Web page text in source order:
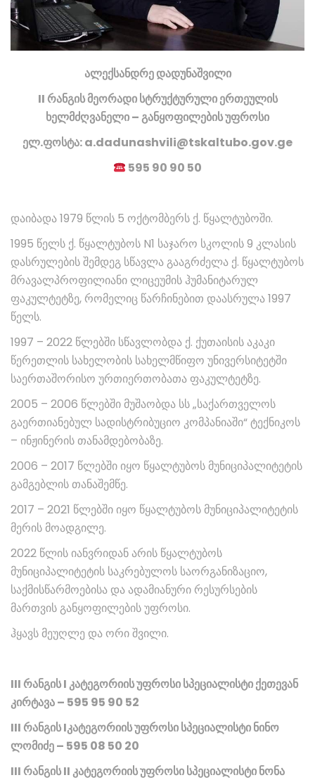
ალექსანდრე დადუნაშვილი
II რანგის მეორადი სტრუქტურული ერთეულის
ხელმძღვანელი – განყოფილების უფროსი
ელ.ფოსტა: a.dadunashvili@tskaltubo.gov.ge
595 90 90 50
დაიბადა 1979 წლის 5 ოქტომბერს ქ. წყალტუბოში.
1995 წელს ქ. წყალტუბოს N1 საჯარო სკოლის 9 კლასის
დასრულების შემდეგ სწავლა გააგრძელა ქ. წყალტუბოს
მრავალპროფილიანი ლიცეუმის ჰუმანიტარულ
ფაკულტეტზე, რომელიც წარჩინებით დაასრულა 1997
წელს.
1997 – 2022 წლებში სწავლობდა ქ. ქუთაისის აკაკი
წერეთლის სახელობის სახელმწიფო უნივერსიტეტში
საერთაშორისო ურთიერთობათა ფაკულტეტზე.
2005 – 2006 წლებში მუშაობდა სს „საქართველოს
გაერთიანებულ სადისტრიბუციო კომპანიაში“ ტექნიკოს
– ინჟინერის თანამდებობაზე.
2006 – 2017 წლებში იყო წყალტუბოს მუნიციპალიტეტის
გამგებლის თანაშემწე.
2017 – 2021 წლებში იყო წყალტუბოს მუნიციპალიტეტის
მერის მოადგილე.
2022 წლის იანვრიდან არის წყალტუბოს
მუნიციპალიტეტის საკრებულოს საორგანიზაციო,
საქმისწარმოებისა და ადამიანური რესურსების
მართვის განყოფილების უფროსი.
ჰყავს მეუღლე და ორი შვილი.
III რანგის I კატეგორიის უფროსი სპეციალისტი ქეთევან
კირტავა – 595 95 90 52
III რანგის Iკატეგორიის უფროსი სპეციალისტი ნინო
ლომიძე – 595 08 50 20
III რანგის II კატეგორიის უფროსი სპეციალისტი ნონა